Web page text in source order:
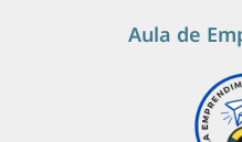
Aula de